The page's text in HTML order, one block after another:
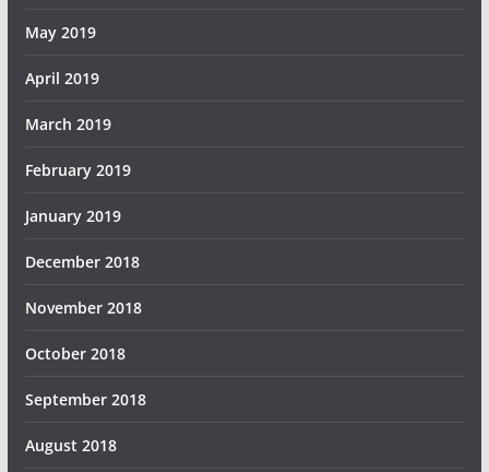
May 2019
April 2019
March 2019
February 2019
January 2019
December 2018
November 2018
October 2018
September 2018
August 2018